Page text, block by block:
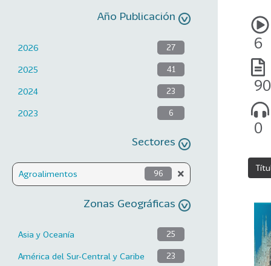
Año Publicación
2026 27
2025 41
2024 23
2023 6
Sectores
Agroalimentos 96
Zonas Geográficas
Asia y Oceanía 25
América del Sur-Central y Caribe 23
6
90
0